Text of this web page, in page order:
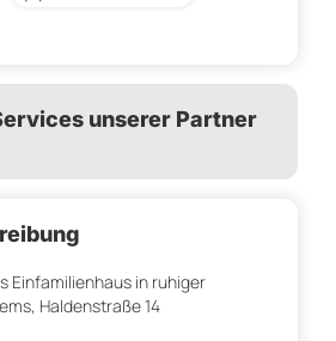
unserer Partner
Einfamilienhaus in ruhiger
Haldenstraße 14